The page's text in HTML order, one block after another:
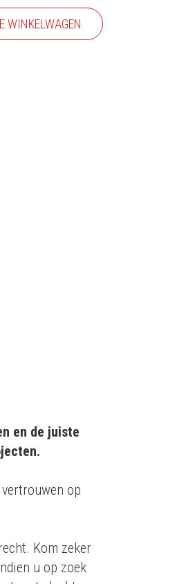
WINKELWAGEN
en de juiste
op
Kom zeker
u op zoek